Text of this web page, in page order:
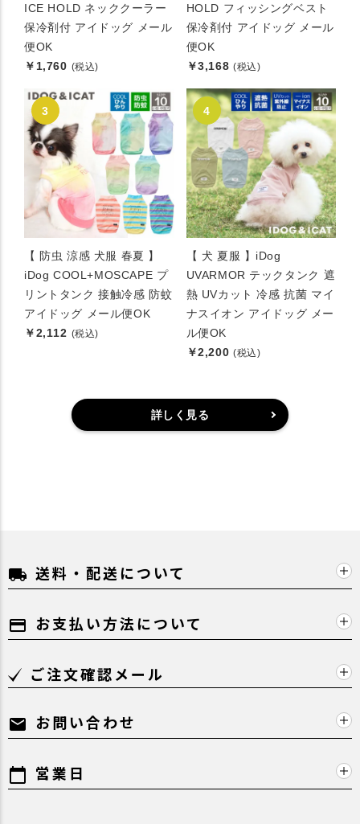
ICE HOLD ネッククーラー
保冷剤付 アイドッグ メール
便OK
￥1,760 (税込)
HOLD フィッシングベスト
保冷剤付 アイドッグ メール
便OK
￥3,168 (税込)
【 防虫 涼感 犬服 春夏 】
iDog COOL+MOSCAPE プ
リントタンク 接触冷感 防蚊
アイドッグ メール便OK
￥2,112 (税込)
【 犬 夏服 】iDog
UVARMOR テックタンク 遮
熱 UVカット 冷感 抗菌 マイ
ナスイオン アイドッグ メー
ル便OK
￥2,200 (税込)
詳しく見る
local_shipping 送料・配送について
payment お支払い方法について
ご注文確認メール
mail お問い合わせ
calendar_today 営業日